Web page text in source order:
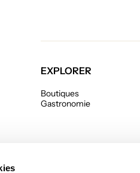
EXPLORER
Boutiques
Gastronomie